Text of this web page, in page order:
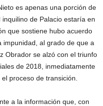
es apenas una porción de
de Palacio estaría en
que sostiene hubo acuerdo
impunidad, al grado de que a
Obrador se alzó con el triunfo
de 2018, inmediatamente
proceso de transición.
a la información que, con